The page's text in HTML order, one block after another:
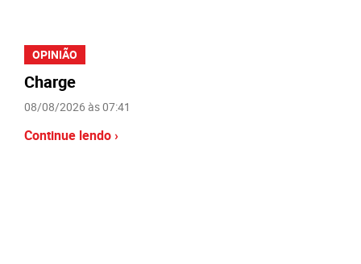
OPINIÃO
Charge
08/08/2026 às 07:41
Continue lendo ›